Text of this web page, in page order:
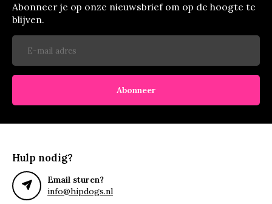
Abonneer je op onze nieuwsbrief om op de hoogte te
blijven.
Abonneer
Hulp nodig?
Email sturen?
info@hipdogs.nl